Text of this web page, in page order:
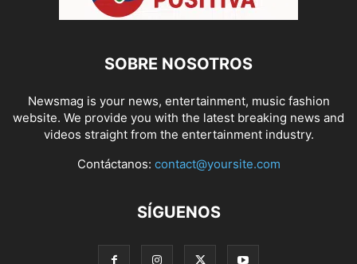
SOBRE NOSOTROS
Newsmag is your news, entertainment, music fashion
website. We provide you with the latest breaking news and
videos straight from the entertainment industry.
Contáctanos: contact@yoursite.com
SÍGUENOS